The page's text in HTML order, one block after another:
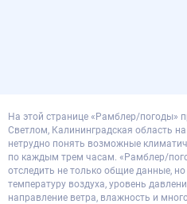
На этой странице «Рамблер/погоды»
Светлом, Калининградская область
нетрудно понять возможные
по каждым трем часам. «Рамблер/
отследить не только общие данные,
температуру воздуха, уровень
направление ветра, влажность и